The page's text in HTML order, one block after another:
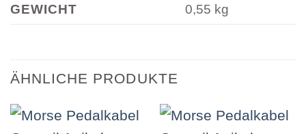
GEWICHT 0,55 kg
ÄHNLICHE PRODUKTE